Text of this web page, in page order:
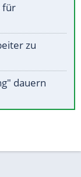
für
zu
dauern